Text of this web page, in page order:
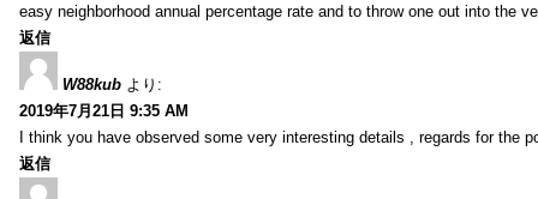
easy neighborhood annual percentage rate and to throw one out into the
返信
W88kub より:
2019年7月21日 9:35 AM
I think you have observed some very interesting details , regards for the
返信